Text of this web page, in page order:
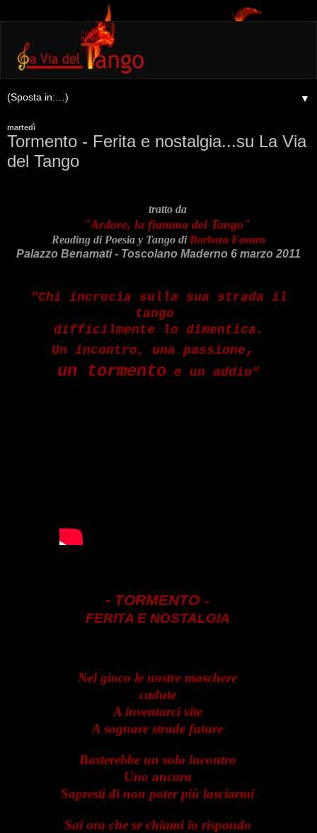
▼
martedì
Tormento - Ferita e nostalgia...su La Via
del Tango
tratto da
"Ardore, la fiamma del Tango"
Reading di Poesia y Tango di Barbara Favaro
Palazzo Benamati - Toscolano Maderno 6 marzo 2011
"Chi incrocia sulla sua strada il
tango
difficilmente lo dimentica.
Un incontro,
una passione,
un tormento e un addio"
- TORMENTO –
FERITA E NOSTALGIA
Nel gioco le nostre maschere
cadute
A inventarci vite
A sognare strade future
Basterebbe un solo incontro
Uno ancora
Sapresti di non poter più lasciarmi
Sai ora che se chiami io rispondo